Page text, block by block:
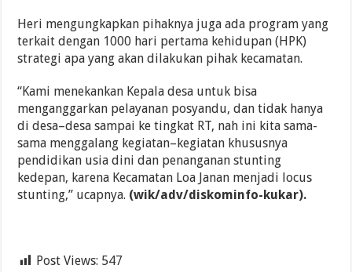
Heri mengungkapkan pihaknya juga ada program yang
terkait dengan 1000 hari pertama kehidupan (HPK)
strategi apa yang akan dilakukan pihak kecamatan.
“Kami menekankan Kepala desa untuk bisa
menganggarkan pelayanan posyandu, dan tidak hanya
di desa–desa sampai ke tingkat RT, nah ini kita sama-
sama menggalang kegiatan–kegiatan khususnya
pendidikan usia dini dan penanganan stunting
kedepan, karena Kecamatan Loa Janan menjadi locus
stunting,” ucapnya. (wik/adv/diskominfo-kukar).
Post Views: 547